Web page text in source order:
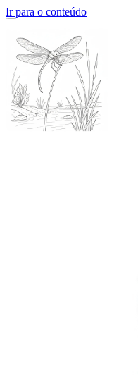
Ir para o conteúdo